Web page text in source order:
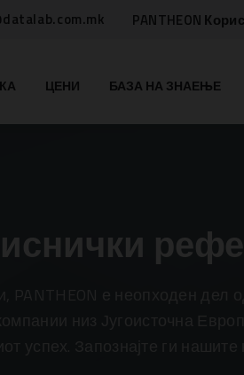
PANTHEON
ЦЕНИ БАЗА НА ЗНАЕЊЕ